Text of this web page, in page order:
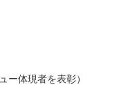
ー体現者を表彰）